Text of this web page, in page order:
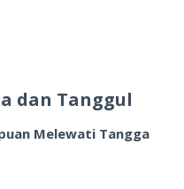
dan Tanggul
Melewati Tangga